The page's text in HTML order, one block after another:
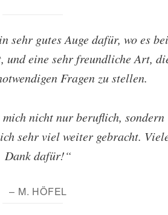
sehr gutes Auge dafür, wo es
und eine sehr freundliche Art,
Fragen zu stellen.
nicht nur beruflich, sondern
sehr viel weiter gebracht.
Dank dafür!“
– M. HÖFEL